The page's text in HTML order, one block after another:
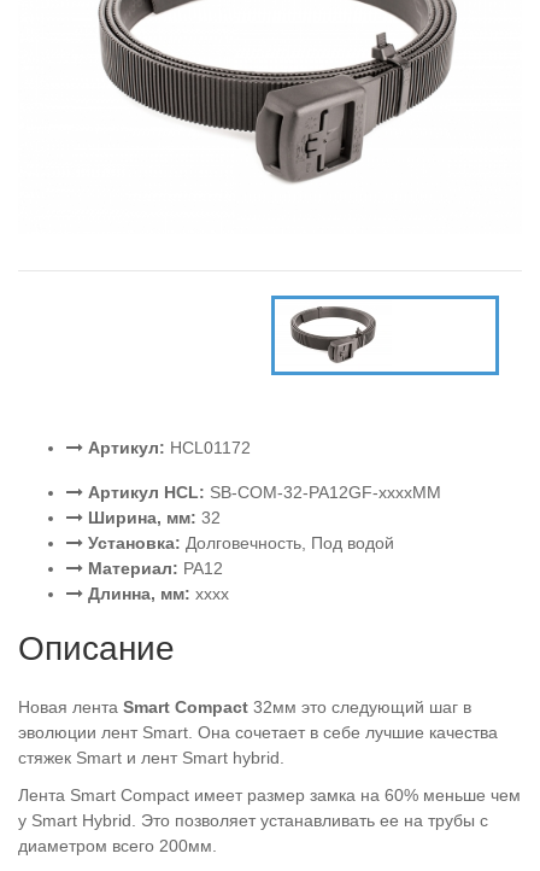
Артикул: HCL01172
Артикул HCL: SB-COM-32-PA12GF-xxxxMM
Ширина, мм: 32
Установка: Долговечность, Под водой
Материал: PA12
Длинна, мм: xxxx
Описание
Новая лента Smart Compact 32мм это следующий шаг в
эволюции лент Smart. Она сочетает в себе лучшие качества
стяжек Smart и лент Smart hybrid.
Лента Smart Compact имеет размер замка на 60% меньше чем
у Smart Hybrid. Это позволяет устанавливать ее на трубы с
диаметром всего 200мм.